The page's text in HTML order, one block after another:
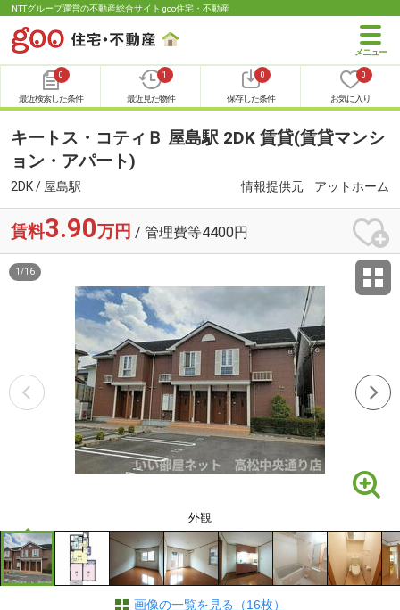
NTTグループ運営の不動産総合サイト goo住宅・不動産
0
最近検索した条件
1
最近見た物件
0
保存した条件
0
お気に入り
キートス・コティＢ 屋島駅 2DK 賃貸(賃貸マンシ
ョン・アパート)
2DK / 屋島駅 情報提供元 アットホーム
賃料3.90万円 / 管理費等4400円
外観
1 /16
画像の一覧を見る（16枚）